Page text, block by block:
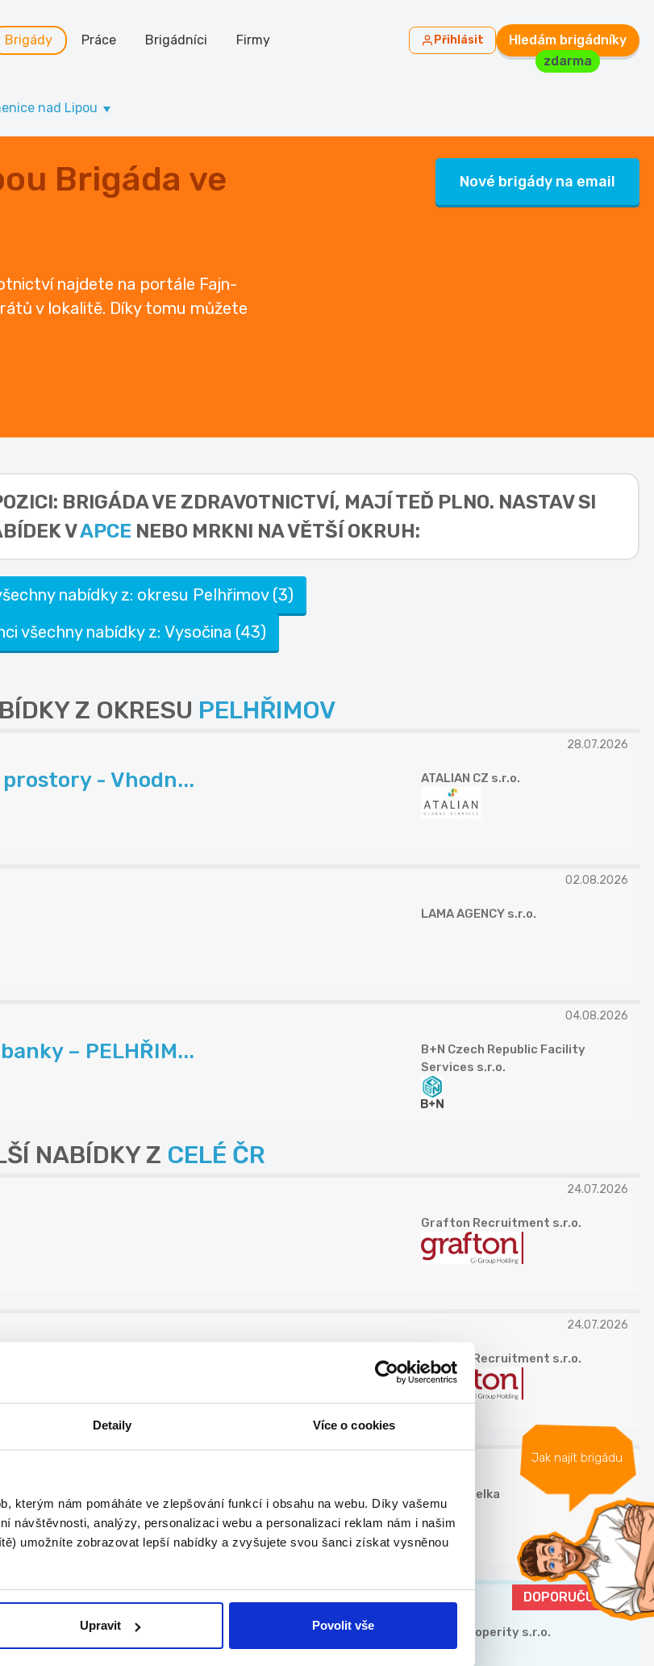
Detaily Více o cookies
kterým nám pomáháte ve zlepšování funkcí i obsahu na webu. Díky vašemu
návštěvnosti, analýzy, personalizaci webu a personalizaci reklam nám i našim
umožníte zobrazovat lepší nabídky a zvyšujete svou šanci získat vysněnou
Upravit Povolit vše
Brigády Práce Brigádníci Firmy Přihlásit
Hledám brigádníky
zdarma
Jak najít brigádu
nad Lipou
Brigáda ve
najdete na portále Fajn-
v lokalitě. Díky tomu můžete
Nové brigády na email
BRIGÁDA VE ZDRAVOTNICTVÍ, MAJÍ TEĎ PLNO. NASTAV SI
VAPCE NEBO MRKNI NA VĚTŠÍ OKRUH:
nabídky z: okresu Pelhřimov (3)
všechny nabídky z: Vysočina (43)
Z OKRESU PELHŘIMOV
28.07.2026
prostory - Vhodn... ATALIAN CZ s.r.o.
02.08.2026
LAMA AGENCY s.r.o.
04.08.2026
– PELHŘIM...
B+N Czech Republic Facility
Services s.r.o.
NABÍDKY Z CELÉ ČR
24.07.2026
Grafton Recruitment s.r.o.
24.07.2026
Grafton Recruitment s.r.o.
24.07.2026
příspěvek ... Jan Koudelka
DOPORUČUJEME
Valora Properity s.r.o.